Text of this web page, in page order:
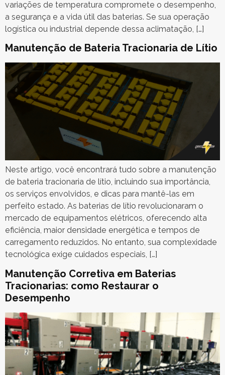
variações de temperatura compromete o desempenho,
a segurança e a vida útil das baterias. Se sua operação
logística ou industrial depende dessa aclimatação, […]
Manutenção de Bateria Tracionaria de Lítio
Neste artigo, você encontrará tudo sobre a manutenção
de bateria tracionaria de lítio, incluindo sua importância,
os serviços envolvidos, e dicas para mantê-las em
perfeito estado. As baterias de lítio revolucionaram o
mercado de equipamentos elétricos, oferecendo alta
eficiência, maior densidade energética e tempos de
carregamento reduzidos. No entanto, sua complexidade
tecnológica exige cuidados especiais, […]
Manutenção Corretiva em Baterias
Tracionarias: como Restaurar o
Desempenho